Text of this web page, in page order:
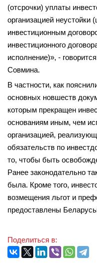
(отсрочки) уплаты
организацией
инвестиционным
инвестиционного
исполнение)», -
Совмина.
В частности, как
основных новшеств
которым прекращен
основаниям иным, чем
организацией,
обязательств по
то, чтобы быть
Ранее законодательно
была. Кроме того,
возмещения льгот и
предоставлены
Поделиться в: